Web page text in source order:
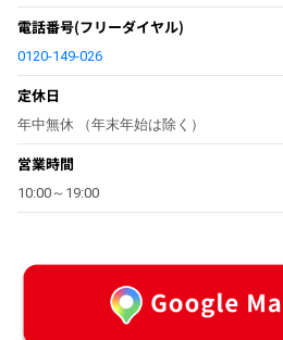
電話番号(フリーダイヤル)
0120-149-026
定休日
年中無休 （年末年始は除く）
営業時間
10:00～19:00